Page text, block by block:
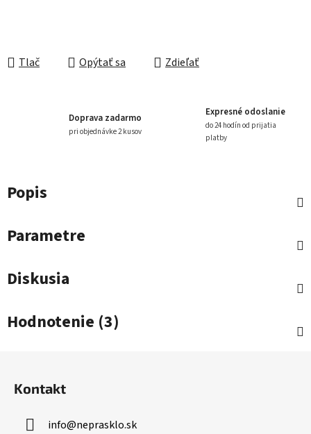
Tlač Opýtať sa Zdieľať
Doprava zadarmo
pri objednávke 2 kusov
Expresné odoslanie
do 24 hodín od prijatia
platby
Popis
Parametre
Diskusia
Hodnotenie (3)
Kontakt
info@neprasklo.sk